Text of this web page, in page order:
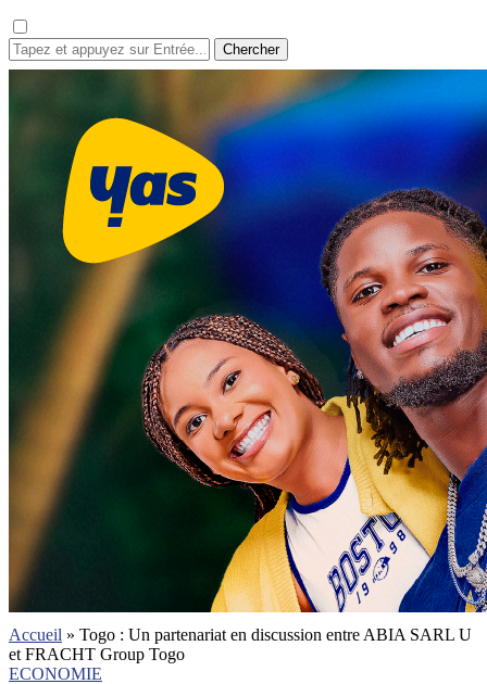
Chercher
Accueil » Togo : Un partenariat en discussion entre ABIA SARL U
et FRACHT Group Togo
ECONOMIE